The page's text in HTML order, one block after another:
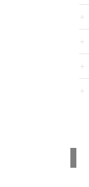
+
+
+
+